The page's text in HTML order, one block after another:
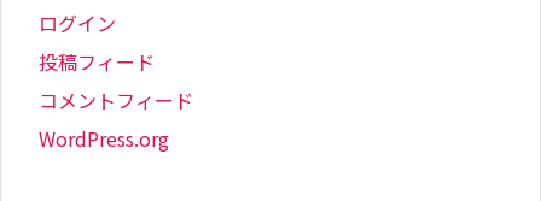
ログイン
投稿フィード
コメントフィード
WordPress.org